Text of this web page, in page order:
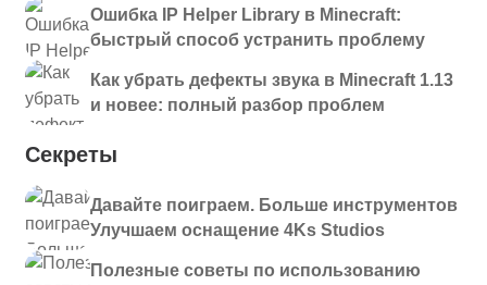
Ошибка IP Helper Library в Minecraft:
быстрый способ устранить проблему
Как убрать дефекты звука в Minecraft 1.13
и новее: полный разбор проблем
Секреты
Давайте поиграем. Больше инструментов
Улучшаем оснащение 4Ks Studios
Полезные советы по использованию